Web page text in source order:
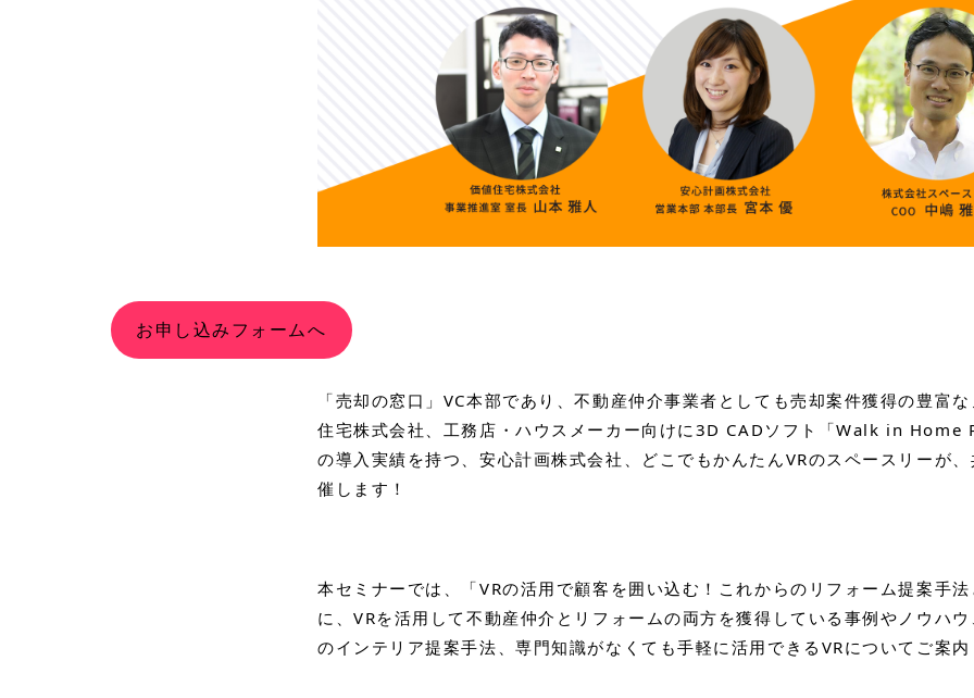
お申し込みフォームへ
「売却の窓口」VC本部であり、不動産仲介事業者としても売却案件獲得の豊富
住宅株式会社、工務店・ハウスメーカー向けに3D CADソフト「Walk in Home
の導入実績を持つ、安心計画株式会社、どこでもかんたんVRのスペースリーが
催します！
本セミナーでは、「VRの活用で顧客を囲い込む！これからのリフォーム提案手
に、VRを活用して不動産仲介とリフォームの両方を獲得している事例やノウハ
のインテリア提案手法、専門知識がなくても手軽に活用できるVRについてご案